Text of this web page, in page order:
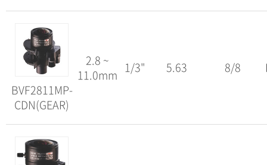
BVF2811MP-
CDN(GEAR)
2.8 ~
11.0mm 1/3" 5.63 8/8